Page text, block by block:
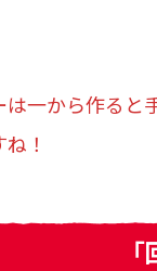
は一から作ると
！